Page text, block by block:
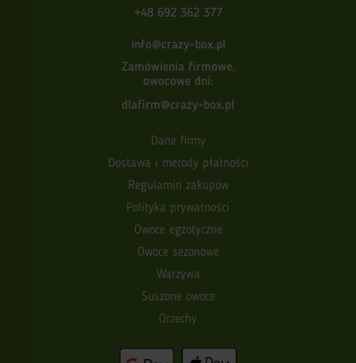
+48 692 362 377
info@crazy-box.pl
Zamówienia firmowe,
owocowe dni:
dlafirm@crazy-box.pl
Dane firmy
Dostawa i metody płatności
Regulamin zakupów
Polityka prywatności
Owoce egzotyczne
Owoce sezonowe
Warzywa
Suszone owoce
Orzechy